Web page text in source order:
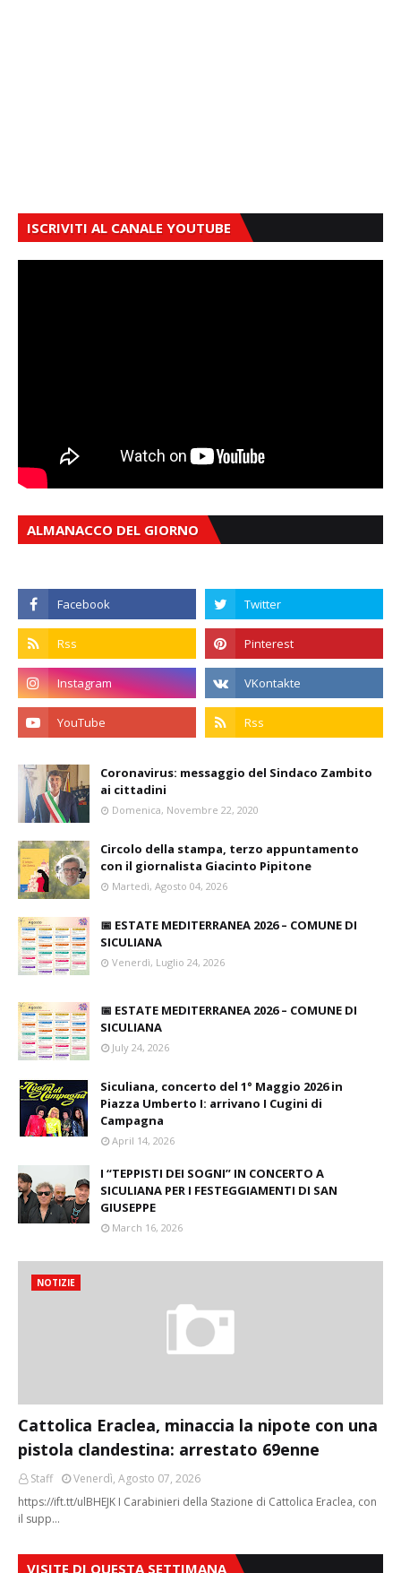
ISCRIVITI AL CANALE YOUTUBE
ALMANACCO DEL GIORNO
Coronavirus: messaggio del Sindaco Zambito
ai cittadini
Domenica, Novembre 22, 2020
Circolo della stampa, terzo appuntamento
con il giornalista Giacinto Pipitone
Martedì, Agosto 04, 2026
📅 ESTATE MEDITERRANEA 2026 – COMUNE DI
SICULIANA
Venerdì, Luglio 24, 2026
📅 ESTATE MEDITERRANEA 2026 – COMUNE DI
SICULIANA
July 24, 2026
Siculiana, concerto del 1° Maggio 2026 in
Piazza Umberto I: arrivano I Cugini di
Campagna
April 14, 2026
I “TEPPISTI DEI SOGNI” IN CONCERTO A
SICULIANA PER I FESTEGGIAMENTI DI SAN
GIUSEPPE
March 16, 2026
NOTIZIE
Cattolica Eraclea, minaccia la nipote con una
pistola clandestina: arrestato 69enne
Staff
Venerdì, Agosto 07, 2026
https://ift.tt/ulBHEJK I Carabinieri della Stazione di Cattolica Eraclea, con
il supp…
VISITE DI QUESTA SETTIMANA